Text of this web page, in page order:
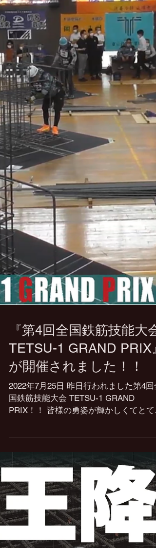
年から始まりました本大会も今年で第5
目の開催となります。...
TETSU-1 GRAND PRIX
が開催されました！！
2022年7月25日 昨日行われました第4回
国鉄筋技能大会 TETSU-1 GRAND
PRIX！！ 皆様の勇姿が輝かしくてとて
感動致しました☆★ 回を重ねる度に熱く
盛大な大会になっているように感じま